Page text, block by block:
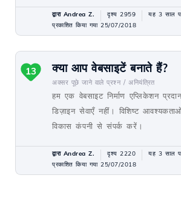
द्वारा Andrea Z. दृश्य 2959
यह 3 साल
प्रकाशित किया गया 25/07/2018
क्या आप वेबसाइटें बनाते हैं?
अक्सर पूछे जाने वाले प्रश्न / अनियंत्रित
हम एक वेबसाइट निर्माण एप्लिकेशन
डिज़ाइन सेवाएँ नहीं। विशिष्ट
विकास कंपनी से संपर्क करें।
13
द्वारा Andrea Z. दृश्य 2220
यह 3 साल
प्रकाशित किया गया 25/07/2018